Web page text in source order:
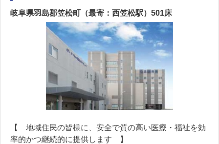
岐阜県羽島郡笠松町（最寄：西笠松駅）501床
【 地域住民の皆様に、安全で質の高い医療・福祉を効
率的かつ継続的に提供します 】